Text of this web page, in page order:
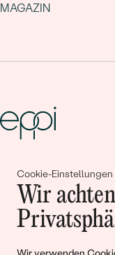
Cookie-Einstellungen
Wir
MAGAZIN
Liebe